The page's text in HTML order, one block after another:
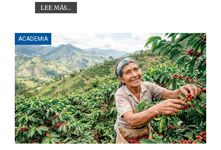
LEE MÁS...
ACADEMIA